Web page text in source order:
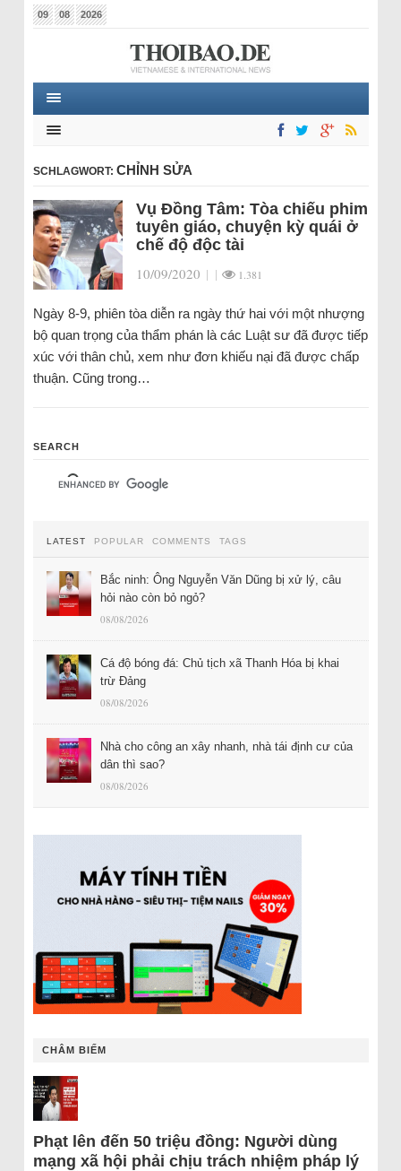
09 08 2026
SCHLAGWORT: CHỈNH SỬA
Vụ Đồng Tâm: Tòa chiếu phim
tuyên giáo, chuyện kỳ quái ở
chế độ độc tài
10/09/2020 | | 1.381
Ngày 8-9, phiên tòa diễn ra ngày thứ hai với một nhượng
bộ quan trọng của thẩm phán là các Luật sư đã được tiếp
xúc với thân chủ, xem như đơn khiếu nại đã được chấp
thuận. Cũng trong…
SEARCH
LATEST POPULAR COMMENTS TAGS
Bắc ninh: Ông Nguyễn Văn Dũng bị xử lý, câu
hỏi nào còn bỏ ngỏ?
08/08/2026
Cá độ bóng đá: Chủ tịch xã Thanh Hóa bị khai
trừ Đảng
08/08/2026
Nhà cho công an xây nhanh, nhà tái định cư của
dân thì sao?
08/08/2026
CHÂM BIẾM
Phạt lên đến 50 triệu đồng: Người dùng
mạng xã hội phải chịu trách nhiệm pháp lý